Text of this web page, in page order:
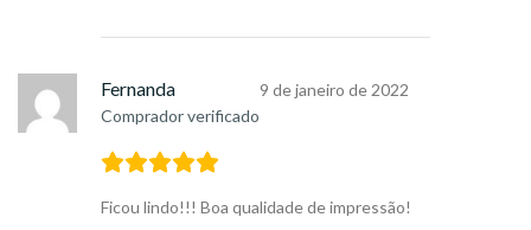
Fernanda
Comprador verificado
9 de janeiro de 2022
Ficou lindo!!! Boa qualidade de impressão!